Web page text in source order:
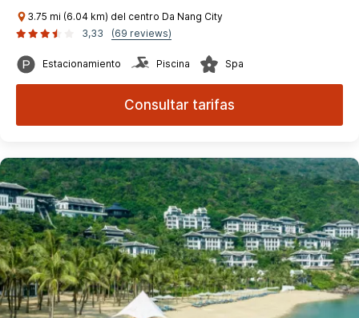
3.75 mi (6.04 km) del centro Da Nang City
3,33
(69 reviews)
Estacionamiento Piscina Spa
Consultar tarifas